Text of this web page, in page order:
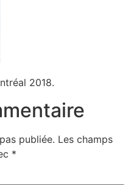
2018.
publiée. Les champs
*